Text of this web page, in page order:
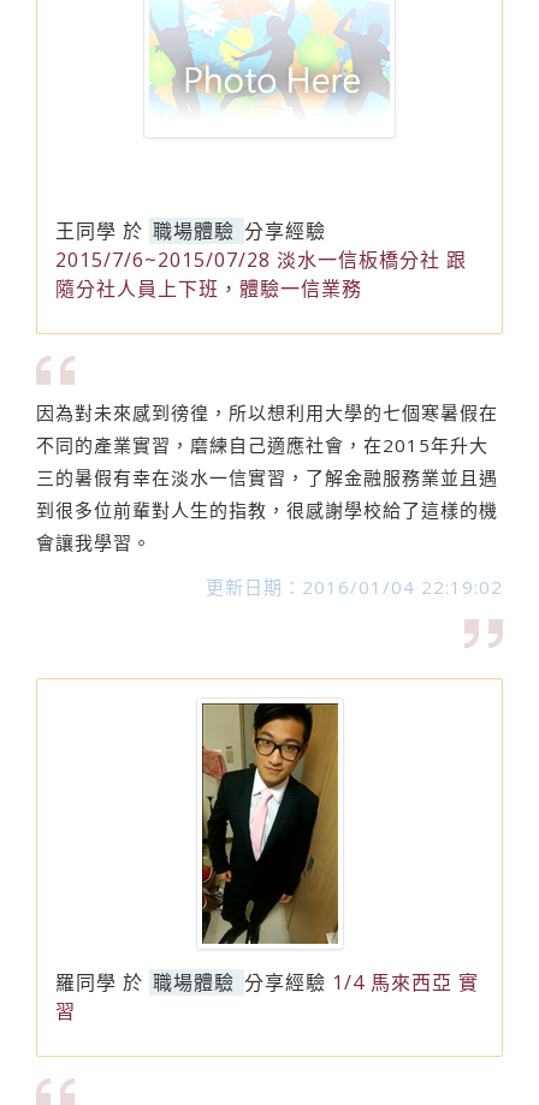
王同學 於 職場體驗 分享經驗
2015/7/6~2015/07/28 淡水一信板橋分社 跟
隨分社人員上下班，體驗一信業務
因為對未來感到徬徨，所以想利用大學的七個寒暑假在
不同的產業實習，磨練自己適應社會，在2015年升大
三的暑假有幸在淡水一信實習，了解金融服務業並且遇
到很多位前輩對人生的指教，很感謝學校給了這樣的機
會讓我學習。
更新日期：2016/01/04 22:19:02
羅同學 於 職場體驗 分享經驗 1/4 馬來西亞 實
習